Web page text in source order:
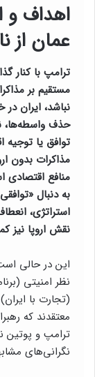
اهداف و
عمان از
ترامپ با کنار
مستقیم بر
نباشد، ایران
حذف واسطه‌ها،
توافق یا توجیه
مذاکرات بدون
منافع اقتصادی
به دنبال
استراتژی،
نقش اروپا نیز
این در حالی
نظر امنیتی
(تجارت با
معتقدند که
ترامپ و پوتین
نگرانی‌های